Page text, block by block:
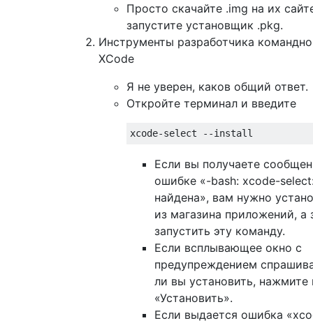
Просто скачайте .img на их
запустите установщик .pkg.
Инструменты разработчика
XCode
Я не уверен, каков общий ответ.
Откройте терминал и введите
Если вы получаете
ошибке «-bash: xcode-
найдена», вам нужно
из магазина приложений, а
запустить эту команду.
Если всплывающее окно с
предупреждением
ли вы установить, нажмите
«Установить».
Если выдается ошибка